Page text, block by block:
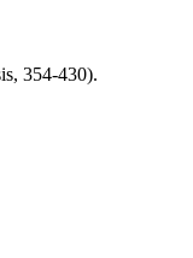
354-430).